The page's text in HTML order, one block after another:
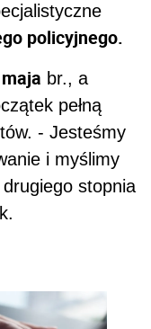
policyjnego.
br., a
pełną
- Jesteśmy
i myślimy
stopnia